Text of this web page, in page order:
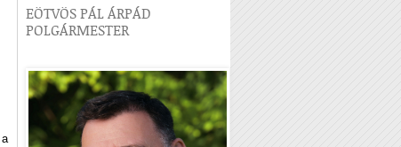
EÖTVÖS PÁL ÁRPÁD
POLGÁRMESTER